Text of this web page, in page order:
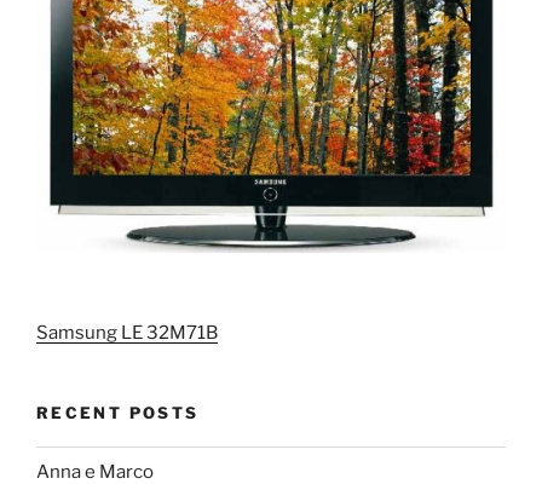
Samsung LE 32M71B
RECENT POSTS
Anna e Marco